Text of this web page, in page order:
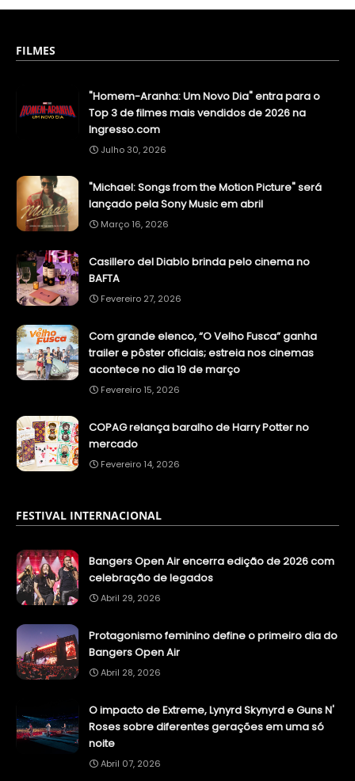
FILMES
"Homem-Aranha: Um Novo Dia" entra para o
Top 3 de filmes mais vendidos de 2026 na
Ingresso.com
Julho 30, 2026
"Michael: Songs from the Motion Picture" será
lançado pela Sony Music em abril
Março 16, 2026
Casillero del Diablo brinda pelo cinema no
BAFTA
Fevereiro 27, 2026
Com grande elenco, “O Velho Fusca” ganha
trailer e pôster oficiais; estreia nos cinemas
acontece no dia 19 de março
Fevereiro 15, 2026
COPAG relança baralho de Harry Potter no
mercado
Fevereiro 14, 2026
FESTIVAL INTERNACIONAL
Bangers Open Air encerra edição de 2026 com
celebração de legados
Abril 29, 2026
Protagonismo feminino define o primeiro dia do
Bangers Open Air
Abril 28, 2026
O impacto de Extreme, Lynyrd Skynyrd e Guns N'
Roses sobre diferentes gerações em uma só
noite
Abril 07, 2026